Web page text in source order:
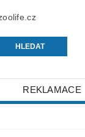
REKLAMACE